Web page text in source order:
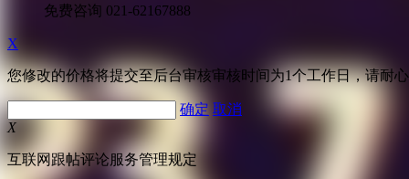
免费咨询 021-62167888
X
您修改的价格将提交至后台审核审核时间为1个工作日，请耐
确定 取消
X
互联网跟帖评论服务管理规定